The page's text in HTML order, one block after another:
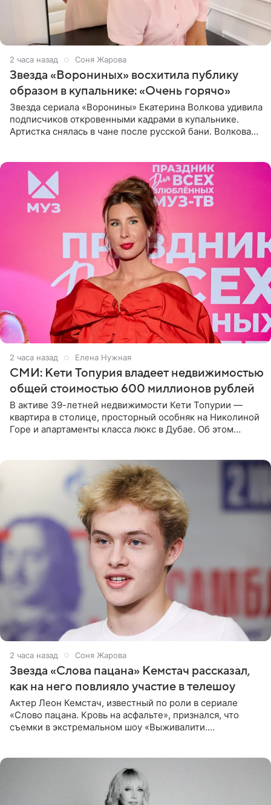
2 часа назад Соня Жарова
Звезда «Ворониных» восхитила публику
образом в купальнике: «Очень горячо»
Звезда сериала «Воронины» Екатерина Волкова удивила
подписчиков откровенными кадрами в купальнике.
Артистка снялась в чане после русской бани. Волкова
2 часа назад Елена Нужная
СМИ: Кети Топурия владеет недвижимостью
общей стоимостью 600 миллионов рублей
В активе 39-летней недвижимости Кети Топурии —
квартира в столице, просторный особняк на Николиной
Горе и апартаменты класса люкс в Дубае. Об этом
2 часа назад Соня Жарова
Звезда «Слова пацана» Кемстач рассказал,
как на него повлияло участие в телешоу
Актер Леон Кемстач, известный по роли в сериале
«Слово пацана. Кровь на асфальте», признался, что
съемки в экстремальном шоу «Выживалити.